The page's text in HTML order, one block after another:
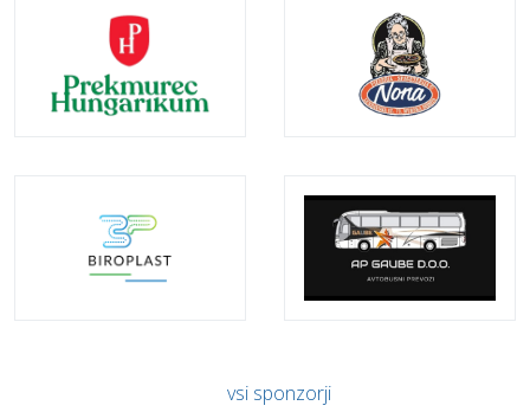
vsi sponzorji